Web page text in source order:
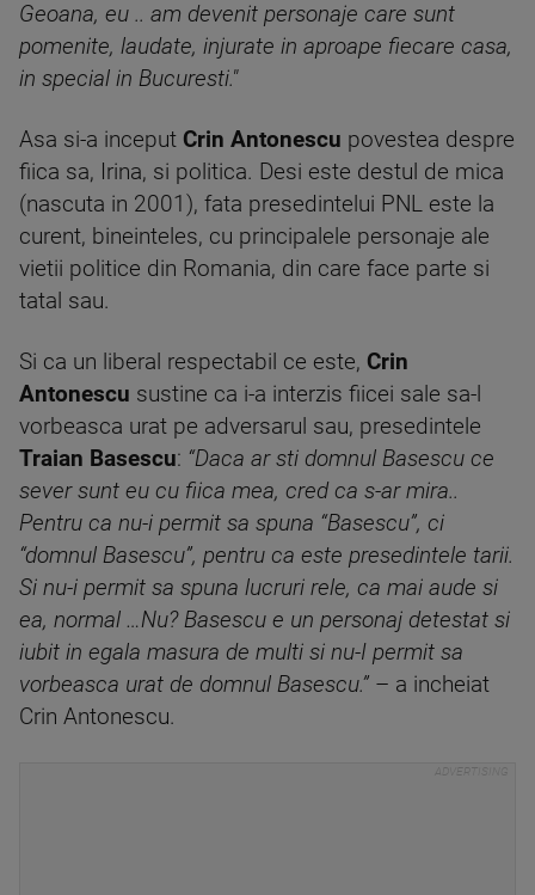
Geoana, eu .. am devenit personaje care sunt
pomenite, laudate, injurate in aproape fiecare casa,
in special in Bucuresti."
Asa si-a inceput Crin Antonescu povestea despre
fiica sa, Irina, si politica. Desi este destul de mica
(nascuta in 2001), fata presedintelui PNL este la
curent, bineinteles, cu principalele personaje ale
vietii politice din Romania, din care face parte si
tatal sau.
Si ca un liberal respectabil ce este, Crin
Antonescu sustine ca i-a interzis fiicei sale sa-l
vorbeasca urat pe adversarul sau, presedintele
Traian Basescu: “Daca ar sti domnul Basescu ce
sever sunt eu cu fiica mea, cred ca s-ar mira..
Pentru ca nu-i permit sa spuna “Basescu”, ci
“domnul Basescu”, pentru ca este presedintele tarii.
Si nu-i permit sa spuna lucruri rele, ca mai aude si
ea, normal …Nu? Basescu e un personaj detestat si
iubit in egala masura de multi si nu-I permit sa
vorbeasca urat de domnul Basescu.” – a incheiat
Crin Antonescu.